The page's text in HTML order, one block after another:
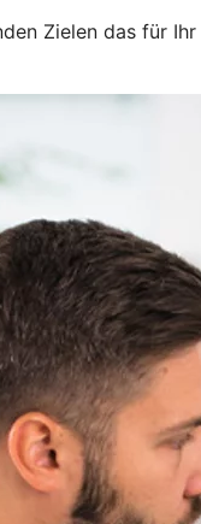
Zielen das für